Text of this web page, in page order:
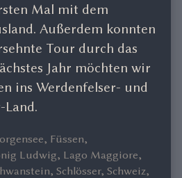
Mal mit dem
Außerdem konnten
Tour durch das
Jahr möchten wir
ins Werdenfelser- und
Land.
, Füssen,
Ludwig, Lago Maggiore,
, Schlösser, Schweiz,